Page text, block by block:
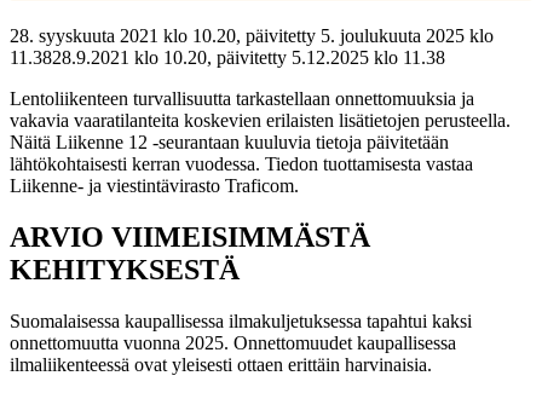
28. syyskuuta 2021 klo 10.20, päivitetty 5. joulukuuta 2025 klo
11.3828.9.2021 klo 10.20, päivitetty 5.12.2025 klo 11.38
Lentoliikenteen turvallisuutta tarkastellaan onnettomuuksia ja
vakavia vaaratilanteita koskevien erilaisten lisätietojen perusteella.
Näitä Liikenne 12 -seurantaan kuuluvia tietoja päivitetään
lähtökohtaisesti kerran vuodessa. Tiedon tuottamisesta vastaa
Liikenne- ja viestintävirasto Traficom.
ARVIO VIIMEISIMMÄSTÄ
KEHITYKSESTÄ
Suomalaisessa kaupallisessa ilmakuljetuksessa tapahtui kaksi
onnettomuutta vuonna 2025. Onnettomuudet kaupallisessa
ilmaliikenteessä ovat yleisesti ottaen erittäin harvinaisia.